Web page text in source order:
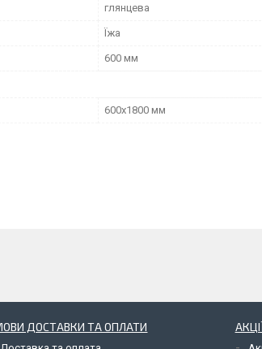
глянцева
Їжа
600 мм
600х1800 мм
ДОСТАВКИ ТА ОПЛАТИ